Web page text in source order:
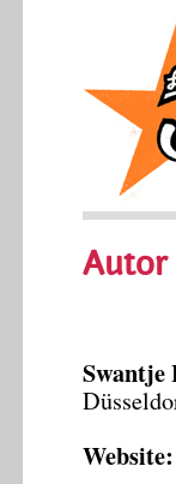
Autor
Swantje
Website: